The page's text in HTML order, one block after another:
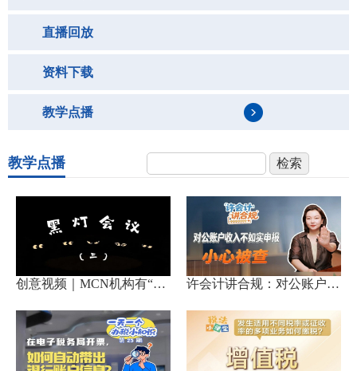
直播回放
资料下载
教学点播
教学点播
创意视频｜MCN机构有“避... 许会计讲合规：对公账户收入...